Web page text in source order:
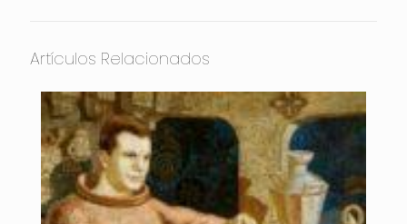
Artículos Relacionados